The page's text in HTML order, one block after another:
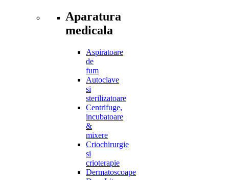
Aparatura
medicala
Aspiratoare
de
fum
Autoclave
si
sterilizatoare
Centrifuge,
incubatoare
&
mixere
Criochirurgie
si
crioterapie
Dermatoscoape